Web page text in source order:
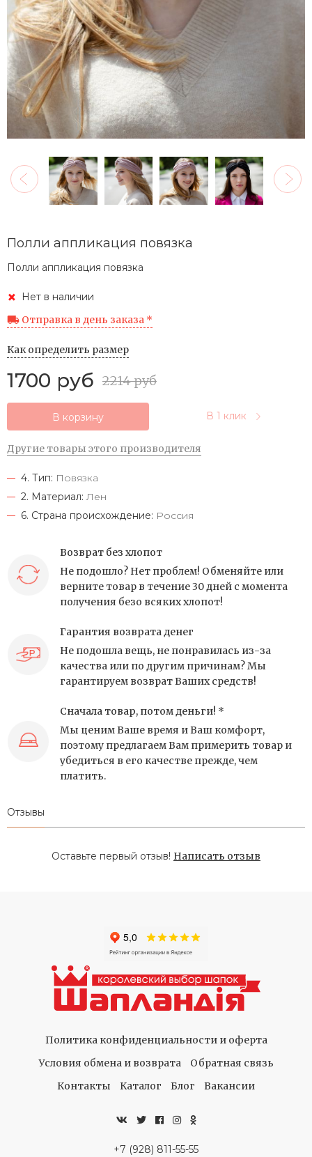
Полли аппликация повязка
Полли аппликация повязка
Нет в наличии
Отправка в день заказа *
Как определить размер
1700 руб 2214 руб
В корзину В 1 клик
Другие товары этого производителя
4. Тип: Повязка
2. Материал: Лен
6. Страна происхождение: Россия
Возврат без хлопот
Не подошло? Нет проблем! Обменяйте или
верните товар в течение 30 дней с момента
получения безо всяких хлопот!
Гарантия возврата денег
Не подошла вещь, не понравилась из-за
качества или по другим причинам? Мы
гарантируем возврат Ваших средств!
Сначала товар, потом деньги! *
Мы ценим Ваше время и Ваш комфорт,
поэтому предлагаем Вам примерить товар и
убедиться в его качестве прежде, чем
платить.
Отзывы
Оставьте первый отзыв! Написать отзыв
Политика конфиденциальности и оферта
Условия обмена и возврата
Обратная связь
Контакты
Каталог Блог Вакансии
+7 (928) 811-55-55